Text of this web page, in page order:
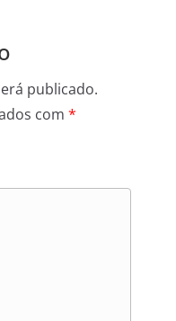
publicado.
com *